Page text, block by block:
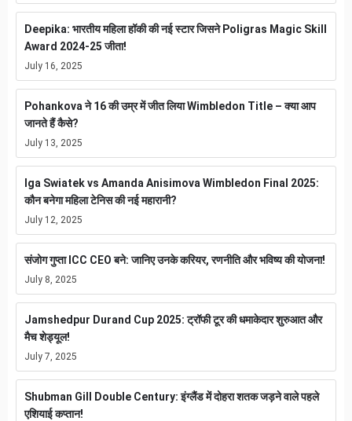
Deepika: भारतीय महिला हॉकी की नई स्टार जिसने Poligras Magic Skill
Award 2024-25 जीता!
July 16, 2025
Pohankova ने 16 की उम्र में जीत लिया Wimbledon Title – क्या आप
जानते हैं कैसे?
July 13, 2025
Iga Swiatek vs Amanda Anisimova Wimbledon Final 2025:
कौन बनेगा महिला टेनिस की नई महारानी?
July 12, 2025
संजोग गुप्ता ICC CEO बने: जानिए उनके करियर, रणनीति और भविष्य की योजना!
July 8, 2025
Jamshedpur Durand Cup 2025: ट्रॉफी टूर की धमाकेदार शुरुआत और
मैच शेड्यूल!
July 7, 2025
Shubman Gill Double Century: इंग्लैंड में दोहरा शतक जड़ने वाले पहले
एशियाई कप्तान!